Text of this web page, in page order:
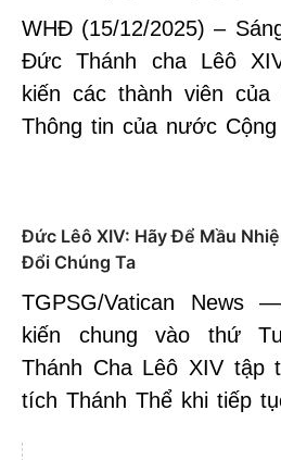
WHĐ (15/12/2025) –
Đức Thánh cha Lêô
kiến các thành viên
Thông tin của nước
Đức Lêô XIV: Hãy Để Mầu
Đổi Chúng Ta
TGPSG/Vatican News
kiến chung vào thứ
Thánh Cha Lêô XIV tập
tích Thánh Thể khi tiếp